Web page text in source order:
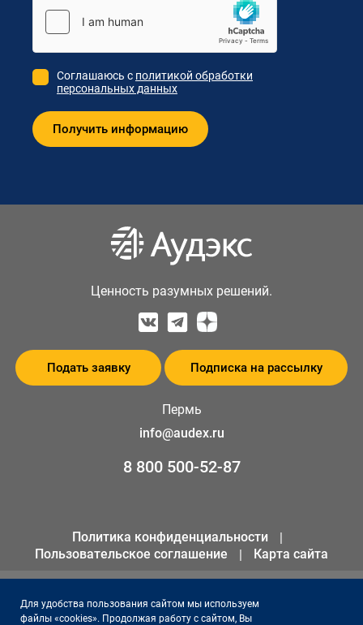
Соглашаюсь с политикой обработки
персональных данных
Ценность разумных решений.
Подать заявку Подписка на рассылку
Пермь
info@audex.ru
8 800 500-52-87
Политика конфиденциальности
Пользовательское соглашение
Карта сайта
Для удобства пользования сайтом мы используем
файлы «cookies». Продолжая работу с сайтом, Вы